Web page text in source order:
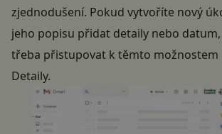
zjednodušení. Pokud vytvoříte nový
jeho popisu přidat detaily nebo
třeba přistupovat k těmto možnostem
Detaily.